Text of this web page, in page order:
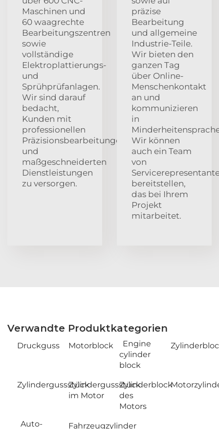
Maschinen und
60 waagrechte
Bearbeitungszentren
sowie
vollständige
Elektroplattierungs-
und
Sprühprüfanlagen.
Wir sind darauf
bedacht,
Kunden mit
professionellen
Präzisionsbearbeitungen
und
maßgeschneiderten
Dienstleistungen
zu versorgen.
präzise
Bearbeitung
und allgemeine
Industrie-Teile.
Wir bieten den
ganzen Tag
über Online-
Menschenkontakt
an und
kommunizieren
in
Wir können
auch ein Team
von
bereitstellen,
das bei Ihrem
Projekt
mitarbeitet.
Verwandte Produktkategorien
Druckguss Motorblock
Engine
cylinder
block
ZylindergussstückZylindergussstück
im Motor
Zylinderblock
des
Motors
Auto- Fahrzeugzylinder